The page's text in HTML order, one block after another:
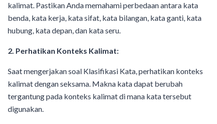
kalimat. Pastikan Anda memahami perbedaan antara kata
benda, kata kerja, kata sifat, kata bilangan, kata ganti, kata
hubung, kata depan, dan kata seru.
2. Perhatikan Konteks Kalimat:
Saat mengerjakan soal Klasifikasi Kata, perhatikan konteks
kalimat dengan seksama. Makna kata dapat berubah
tergantung pada konteks kalimat di mana kata tersebut
digunakan.